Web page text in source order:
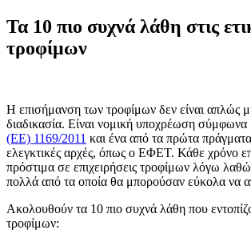
Τα 10 πιο συχνά λάθη στις
τροφίμων
Η επισήμανση των τροφίμων δεν είναι απλώς
διαδικασία. Είναι νομική υποχρέωση σύμφωνα
(ΕΕ) 1169/2011 και ένα από τα πρώτα
ελεγκτικές αρχές, όπως ο ΕΦΕΤ. Κάθε χρόνο
πρόστιμα σε επιχειρήσεις τροφίμων λόγω
πολλά από τα οποία θα μπορούσαν εύκολα να
Ακολουθούν τα 10 πιο συχνά λάθη που
τροφίμων: